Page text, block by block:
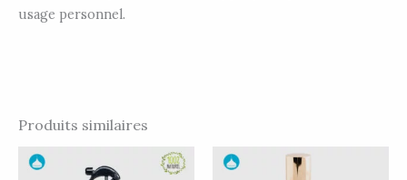
usage personnel.
Produits similaires